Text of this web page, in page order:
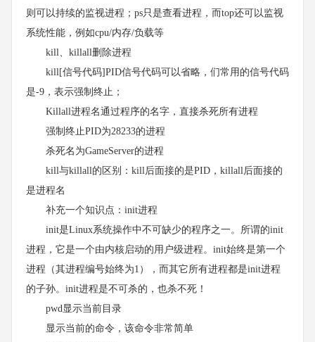
则可以持续的监视进程；ps只是查看进程，而top还可以监视
系统性能，例如cpu/内存/负载等
kill、killall删除进程
kill[信号代码]PID信号代码可以省略，们常用的信号代码
是-9，表示强制终止；
Killall进程名通过程序的名字，直接杀死所有进程
强制终止PID为28233的进程
杀死名为GameServer的进程
kill与killall的区别：kill后面接的是PID，killall后面接的
是进程名
补充一个知识点：init进程
init是Linux系统操作中不可缺少的程序之一。所谓的init
进程，它是一个由内核启动的用户级进程。init始终是第一个
进程（其进程编号始终为1），而其它所有进程都是init进程
的子孙。init进程是不可杀的，也杀不死！
pwd显示当前目录
显示当前的命令，该命令非常简单